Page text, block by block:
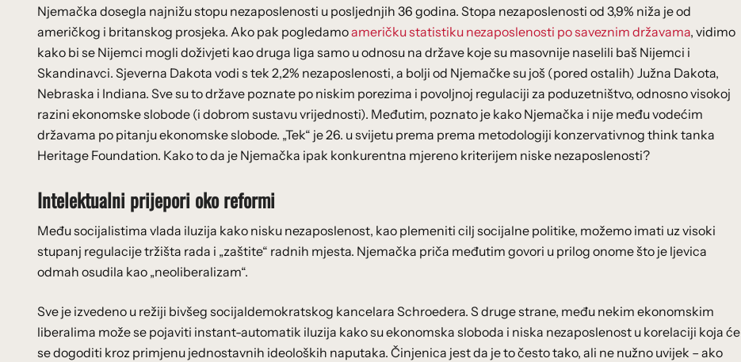
Njemačka dosegla najnižu stopu nezaposlenosti u posljednjih 36 godina. Stopa nezaposlenosti od 3,9% niža je od
američkog i britanskog prosjeka. Ako pak pogledamoameričku statistiku nezaposlenosti po saveznim državama, vidimo
kako bi se Nijemci mogli doživjeti kao druga liga samo u odnosu na države koje su masovnije naselili baš Nijemci i
Skandinavci. Sjeverna Dakota vodi s tek 2,2% nezaposlenosti, a bolji od Njemačke su još (pored ostalih) Južna Dakota,
Nebraska i Indiana. Sve su to države poznate po niskim porezima i povoljnoj regulaciji za poduzetništvo, odnosno visokoj
razini ekonomske slobode (i dobrom sustavu vrijednosti). Međutim, poznato je kako Njemačka i nije među vodećim
državama po pitanju ekonomske slobode. „Tek“ je 26. u svijetu prema prema metodologiji konzervativnog think tanka
Heritage Foundation. Kako to da je Njemačka ipak konkurentna mjereno kriterijem niske nezaposlenosti?
Intelektualni prijepori oko reformi
Među socijalistima vlada iluzija kako nisku nezaposlenost, kao plemeniti cilj socijalne politike, možemo imati uz visoki
stupanj regulacije tržišta rada i „zaštite“ radnih mjesta. Njemačka priča međutim govori u prilog onome što je ljevica
odmah osudila kao „neoliberalizam“.
Sve je izvedeno u režiji bivšeg socijaldemokratskog kancelara Schroedera. S druge strane, među nekim ekonomskim
liberalima može se pojaviti instant-automatik iluzija kako su ekonomska sloboda i niska nezaposlenost u korelaciji koja će
se dogoditi kroz primjenu jednostavnih ideoloških naputaka. Činjenica jest da je to često tako, ali ne nužno uvijek – ako